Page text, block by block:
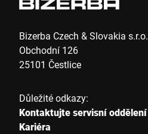
Bizerba Czech & Slovakia s.r.o.
Obchodní 126
25101 Čestlice
Důležité odkazy:
Kontaktujte servisní oddělení
Kariéra